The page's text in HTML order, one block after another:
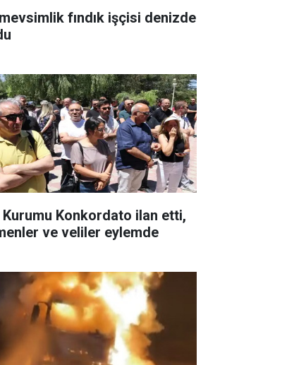
fındık işçisi denizde
Kurumu Konkordato ilan etti,
ve veliler eylemde